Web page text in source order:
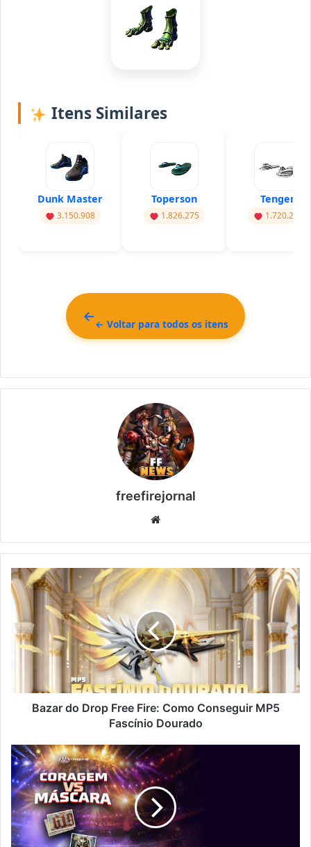
Itens Similares
Dunk Master
3.150.908
Toperson
1.826.275
Tengen
1.720.286
← Voltar para todos os itens
freefirejornal
Bazar
do
Drop
Free
Fire:
Como
Fascínio
DouradoBazar do Drop Free Fire: Como Conseguir MP5
Fascínio Dourado
Coragem
vs
Máscara
no
Free
Fire:
Como